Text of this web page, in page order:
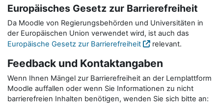
Europäisches Gesetz zur Barrierefreiheit
Da Moodle von Regierungsbehörden und Universitäten in
der Europäischen Union verwendet wird, ist auch das
Europäische Gesetz zur Barrierefreiheit
relevant.
Feedback und Kontaktangaben
Wenn Ihnen Mängel zur Barrierefreiheit an der Lernplattform
Moodle auffallen oder wenn Sie Informationen zu nicht
barrierefreien Inhalten benötigen, wenden Sie sich bitte an: